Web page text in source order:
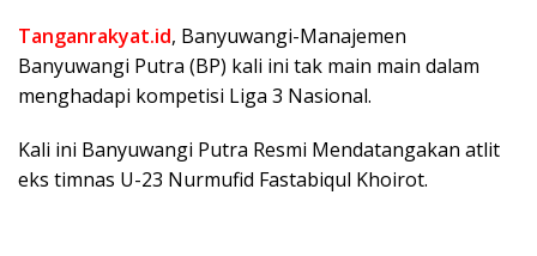
Tanganrakyat.id, Banyuwangi-Manajemen
Banyuwangi Putra (BP) kali ini tak main main dalam
menghadapi kompetisi Liga 3 Nasional.
Kali ini Banyuwangi Putra Resmi Mendatangakan atlit
eks timnas U-23 Nurmufid Fastabiqul Khoirot.